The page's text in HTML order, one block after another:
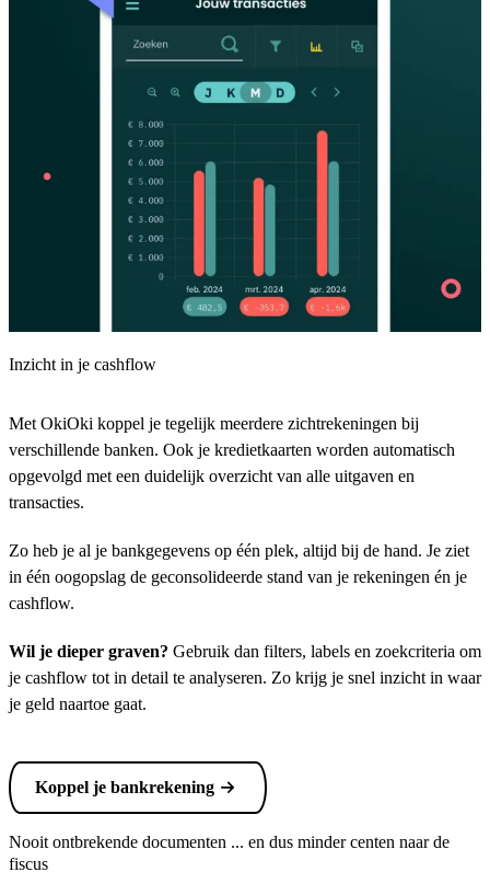
Inzicht in je cashflow
Met OkiOki koppel je tegelijk meerdere zichtrekeningen bij
verschillende banken. Ook je kredietkaarten worden automatisch
opgevolgd met een duidelijk overzicht van alle uitgaven en
transacties.
Zo heb je al je bankgegevens op één plek, altijd bij de hand. Je ziet
in één oogopslag de geconsolideerde stand van je rekeningen én je
cashflow.
Wil je dieper graven? Gebruik dan filters, labels en zoekcriteria om
je cashflow tot in detail te analyseren. Zo krijg je snel inzicht in waar
je geld naartoe gaat.
Koppel je bankrekening
Nooit ontbrekende documenten ... en dus minder centen naar de
fiscus